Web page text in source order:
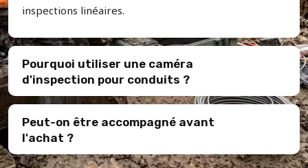
inspections linéaires.
Pourquoi utiliser une caméra
d'inspection pour conduits ?
Peut-on être accompagné avant
l'achat ?